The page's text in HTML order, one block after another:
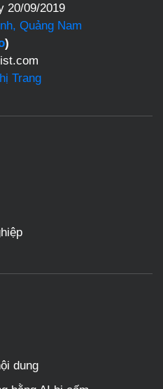
20/09/2019
Quảng Nam
)
Trang
dung